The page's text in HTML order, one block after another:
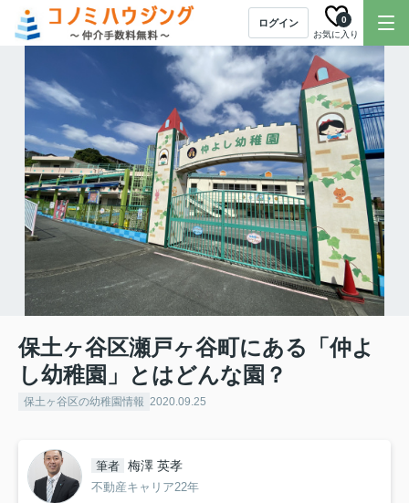
ログイン
お気に入り
0
保土ヶ谷区瀬戸ヶ谷町にある「仲よ
し幼稚園」とはどんな園？
保土ヶ谷区の幼稚園情報 2020.09.25
筆者 梅澤 英孝
不動産キャリア22年